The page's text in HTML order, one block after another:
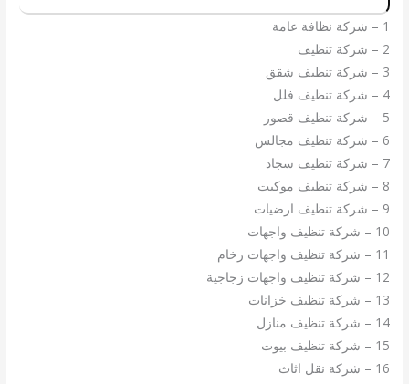
1 – شركة نظافة عامة
2 – شركة تنظيف
3 – شركة تنظيف شقق
4 – شركة تنظيف فلل
5 – شركة تنظيف قصور
6 – شركة تنظيف مجالس
7 – شركة تنظيف سجاد
8 – شركة تنظيف موكيت
9 – شركة تنظيف ارضيات
10 – شركة تنظيف واجهات
11 – شركة تنظيف واجهات رخام
12 – شركة تنظيف واجهات زجاجية
13 – شركة تنظيف خزانات
14 – شركة تنظيف منازل
15 – شركة تنظيف بيوت
16 – شركة نقل اثاث